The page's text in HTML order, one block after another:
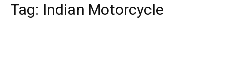
Tag: Indian Motorcycle